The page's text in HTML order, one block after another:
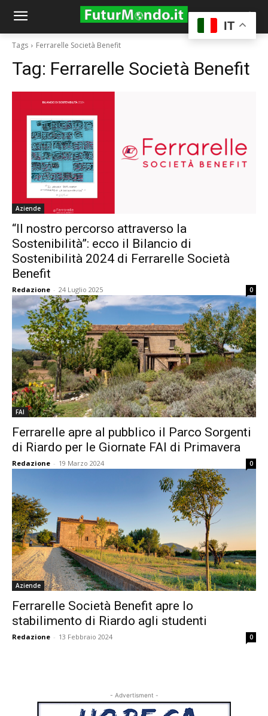
Tags Ferrarelle Società Benefit
Tag: Ferrarelle Società Benefit
Aziende
“Il nostro percorso attraverso la
Sostenibilità”: ecco il Bilancio di
Sostenibilità 2024 di Ferrarelle Società
Benefit
Redazione - 24 Luglio 2025 0
FAI
Ferrarelle apre al pubblico il Parco Sorgenti
di Riardo per le Giornate FAI di Primavera
Redazione - 19 Marzo 2024 0
Aziende
Ferrarelle Società Benefit apre lo
stabilimento di Riardo agli studenti
Redazione - 13 Febbraio 2024 0
- Advertisment -
IT